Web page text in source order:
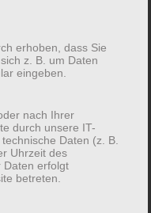
erhoben, dass Sie
z. B. um Daten
eingeben.
nach Ihrer
durch unsere IT-
Daten (z. B.
Uhrzeit des
Daten erfolgt
betreten.